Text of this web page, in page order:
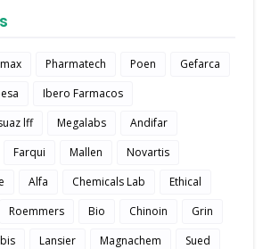
Pharmatech Poen
Gefarca
Ibero Farmacos
lff
Megalabs
Andifar
Farqui Mallen
Novartis
Alfa Chemicals Lab
Ethical
Roemmers Bio Chinoin
Grin
Lansier Magnachem Sued